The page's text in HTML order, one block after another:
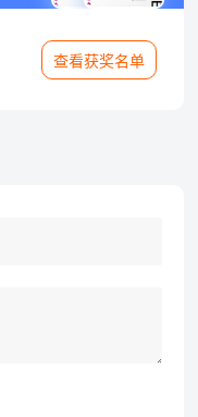
查看获奖名单